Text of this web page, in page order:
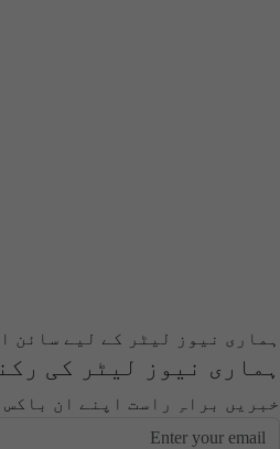
ہماری نیوز لیٹر کے لیے سائن
ہماری نیوز لیٹر کی
خبریں براہِ راست اپنے ان